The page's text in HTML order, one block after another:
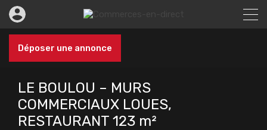
Déposer une annonce
LE BOULOU – MURS
COMMERCIAUX LOUES,
RESTAURANT 123 m²